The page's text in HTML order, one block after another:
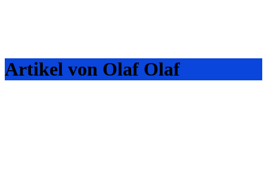
Artikel von Olaf Olaf